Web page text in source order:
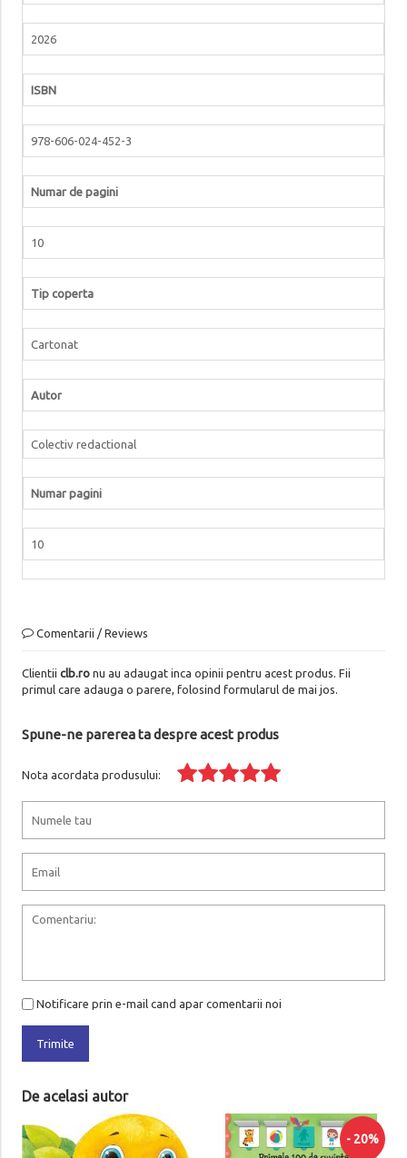
2026
ISBN
978-606-024-452-3
Numar de pagini
10
Tip coperta
Cartonat
Autor
Colectiv redactional
Numar pagini
10
Comentarii / Reviews
Clientii clb.ronu au adaugat inca opinii pentru acest produs. Fii
primul care adauga o parere, folosind formularul de mai jos.
Spune-ne parerea ta despre acest produs
Nota acordata produsului:
Notificare prin e-mail cand apar comentarii noi
Trimite
De acelasi autor
- 20%